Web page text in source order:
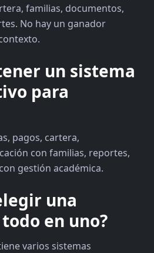
familias, documentos,
No hay un ganador
un sistema
para
pagos, cartera,
con familias, reportes,
gestión académica.
una
en uno?
varios sistemas